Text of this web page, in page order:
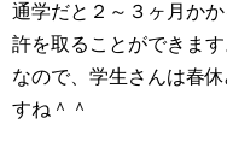
通学だと２～３ヶ月か
許を取ることができます
なので、学生さんは春
すね＾＾